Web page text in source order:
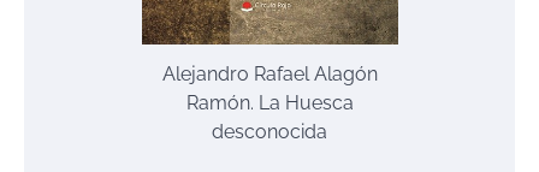
Alejandro Rafael Alagón
Ramón. La Huesca
desconocida